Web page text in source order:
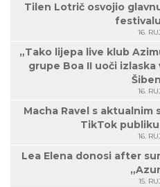
Tilen Lotrič osvojio
16.
„Tako lijepa live klub
grupe Boa II uoči
16.
Macha Ravel s aktualnim
TikTok
16.
Lea Elena donosi after
15.